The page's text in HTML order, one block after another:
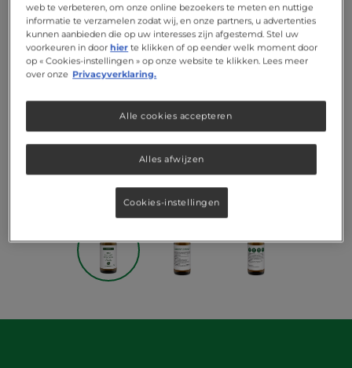
web te verbeteren, om onze online bezoekers te meten en nuttige
informatie te verzamelen zodat wij, en onze partners, u advertenties
kunnen aanbieden die op uw interesses zijn afgestemd. Stel uw
voorkeuren in doorhier te klikken of op eender welk moment door
op « Cookies-instellingen » op onze website te klikken. Lees meer
over onze Privacyverklaring.
Alles afwijzen
Alle cookies accepteren
Cookies-instellingen